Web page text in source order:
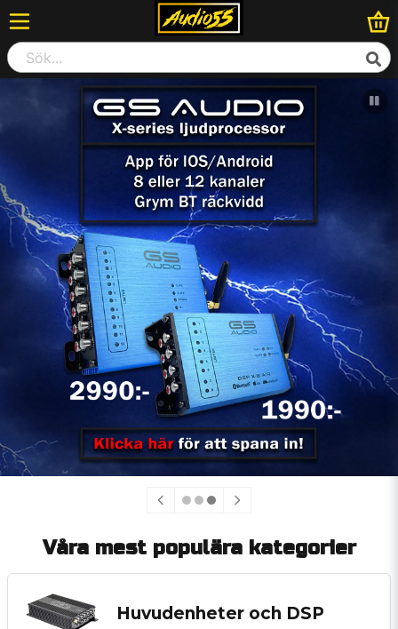
Våra mest populära kategorier
Huvudenheter och DSP